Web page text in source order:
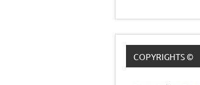
COPYRIGHTS ©